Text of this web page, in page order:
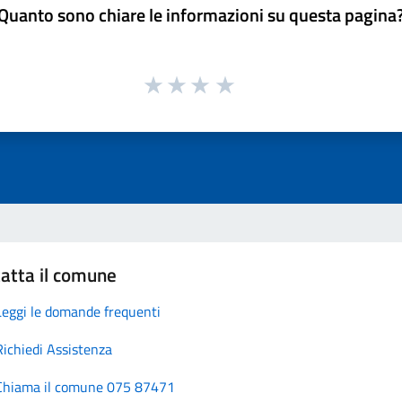
sono chiare le informazioni su questa
il comune
le domande frequenti
Assistenza
il comune 075 87471